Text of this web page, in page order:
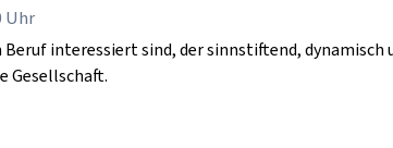
Uhr
Beruf interessiert sind, der sinnstiftend,
Gesellschaft.